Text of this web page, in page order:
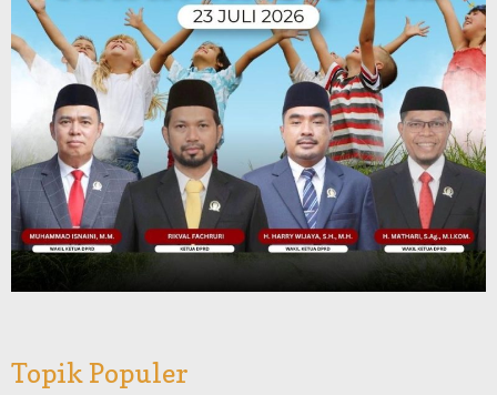
Topik Populer